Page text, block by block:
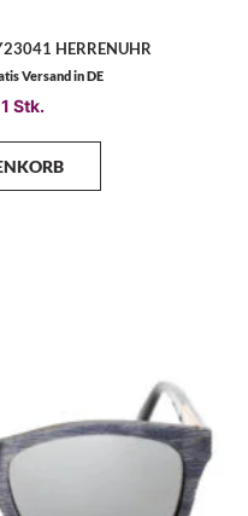
HERRENUHR
Versand in DE
Stk.